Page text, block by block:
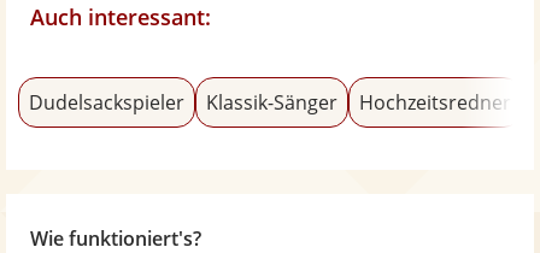
Auch interessant:
Dudelsackspieler Klassik-Sänger Hochzeitsredner
Wie funktioniert's?